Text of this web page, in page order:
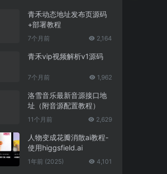
青禾动态地址发布页源码
+部署教程
7个月前 2,164
青禾vip视频解析v1源码
7个月前 1,962
洛雪音乐最新音源接口地
址（附音源配置教程）
11个月前 2,629
人物变成花瓣消散ai教程-
使用higgsfield.ai
1年前 (2025) 4,101